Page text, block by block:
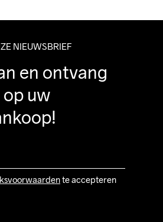
where you receive the
NIEUWSBRIEF
en ontvang
uw
te accepteren